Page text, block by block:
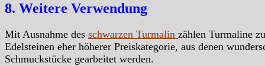
8. Weitere Verwendung
Mit Ausnahme des schwarzen Turmalin zählen Turmaline
Edelsteinen eher höherer Preiskategorie, aus denen
Schmuckstücke gearbeitet werden.